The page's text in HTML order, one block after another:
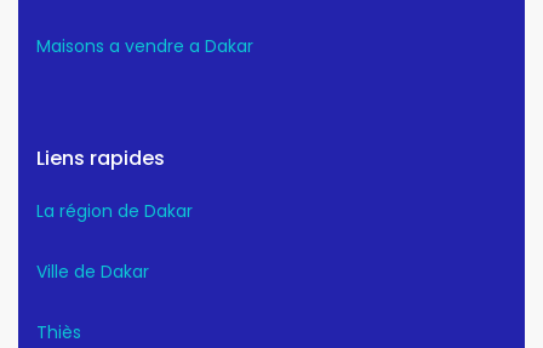
Maisons a vendre a Dakar
Liens rapides
La région de Dakar
Ville de Dakar
Thiès